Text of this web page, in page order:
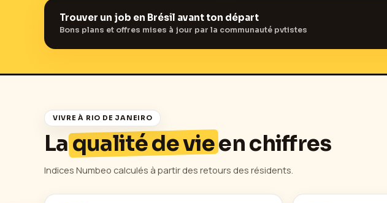
Trouver un job en Brésil avant ton départ
Bons plans et offres mises à jour par la communauté pvtistes
VIVRE À RIO DE JANEIRO
Laqualité de vieen chiffres
Indices Numbeo calculés à partir des retours des résidents.